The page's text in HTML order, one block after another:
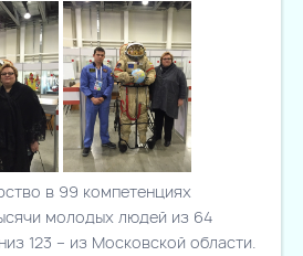
в 99 компетенциях
молодых людей из 64
123 – из Московской области.